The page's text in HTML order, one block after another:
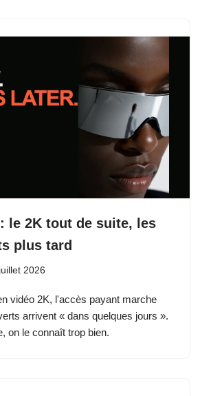
le 2K tout de suite, les
plus tard
2026
vidéo 2K, l'accès payant marche
arrivent « dans quelques jours ».
on le connaît trop bien.